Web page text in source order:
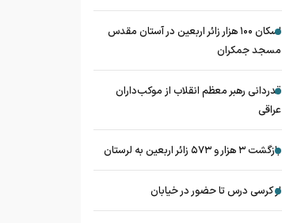
اسکان ۱۰۰ هزار زائر اربعین در آستان مقدس
مسجد جمکران
قدردانی رهبر معظم انقلاب از موکب‌داران
عراقی
بازگشت ۳ هزار و ۵۷۳ زائر اربعین به لرستان
از کرسی درس تا حضور در خیابان